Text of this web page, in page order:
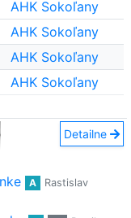
AHK Sokoľany
AHK Sokoľany
AHK Sokoľany
AHK Sokoľany
Detailne
A
Rastislav